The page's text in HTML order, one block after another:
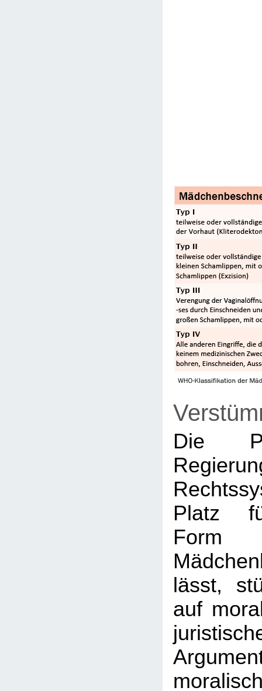
Die
Platz
lässt,
auf